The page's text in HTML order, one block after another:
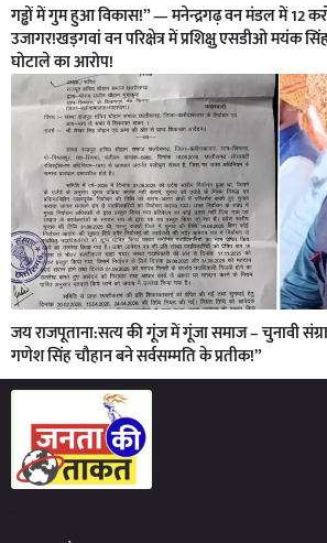
गड्ढों में गुम हुआ विकास!” — मनेन्द्रगढ़ वन मंडल में 12
उजागर!खड़गवां वन परिक्षेत्र में प्रशिक्षु एसडीओ मयंक
घोटाले का आरोप!
जय राजपूताना:सत्य की गूंज में गूंजा समाज – चुनावी
गणेश सिंह चौहान बने सर्वसम्मति के प्रतीक!”